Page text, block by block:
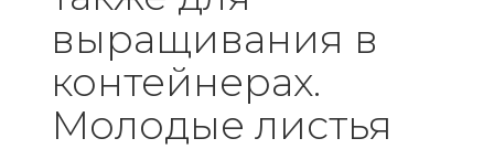
выращивания в
контейнерах.
Молодые листья